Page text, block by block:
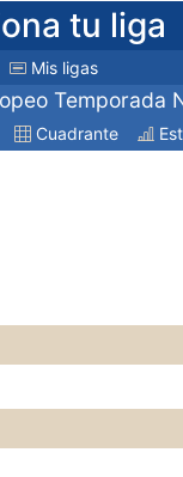
tu liga
Mis ligas
Temporada
Cuadrante